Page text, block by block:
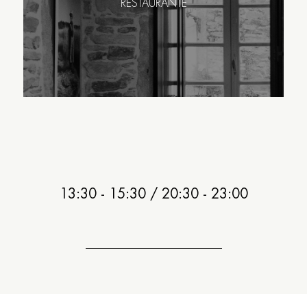
RESTAURANTE
13:30 - 15:30 / 20:30 - 23:00